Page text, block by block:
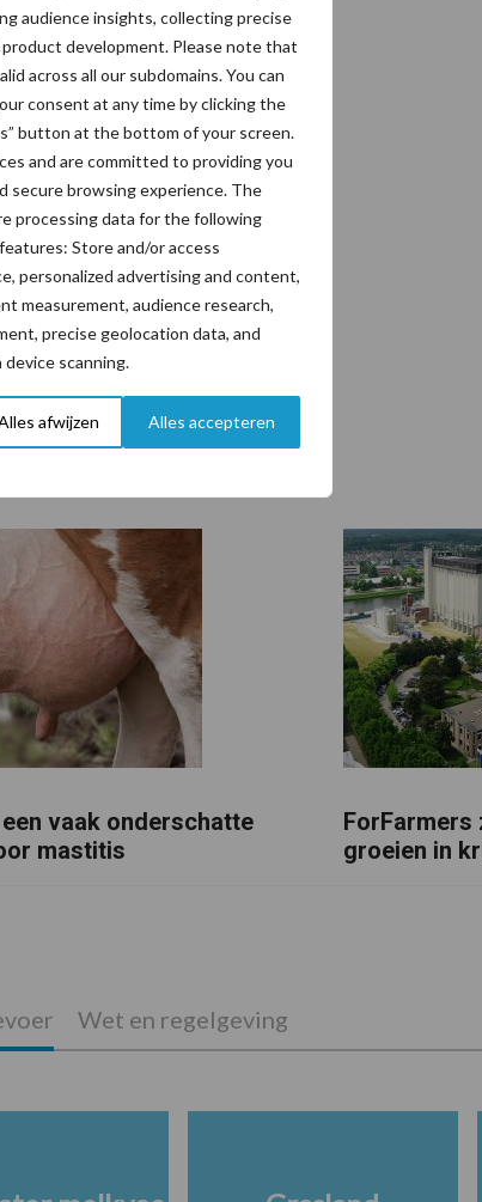
audience insights, collecting precise
development. Please note that
across all our subdomains. You can
consent at any time by clicking the
button at the bottom of your screen.
and are committed to providing you
secure browsing experience. The
processing data for the following
Store and/or access
personalized advertising and content,
measurement, audience research,
precise geolocation data, and
scanning.
afwijzen Alles accepteren
zich corrigeren na een daling
momenteel.
de prijzen momenteel niet
als op de termijn.
vraag zitten de prijzen
moeilijk beschikbaar en
vaak onderschatte
mastitis
ForFarmers
groeien in
Wet en regelgeving